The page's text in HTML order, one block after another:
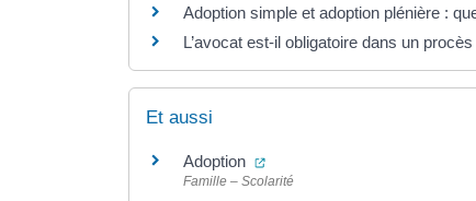
Adoption simple et adoption plénière :
L’avocat est-il obligatoire dans un
Et aussi
Adoption (ouverture dans un nouvel
Famille – Scolarité